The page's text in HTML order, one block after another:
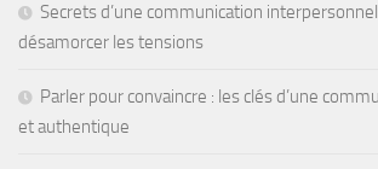
Secrets d’une communication
désamorcer les tensions
Parler pour convaincre : les clés d’une
et authentique